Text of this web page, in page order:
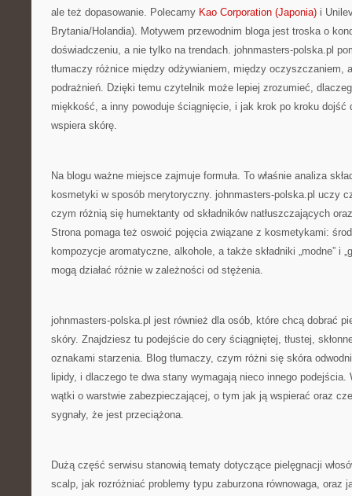
ale też dopasowanie. Polecamy Kao Corporation (Japonia) i
Brytania/Holandia). Motywem przewodnim bloga jest troska o
doświadczeniu, a nie tylko na trendach. johnmasters-polska.pl
tłumaczy różnice między odżywianiem, między oczyszczaniem,
podrażnień. Dzięki temu czytelnik może lepiej zrozumieć,
miękkość, a inny powoduje ściągnięcie, i jak krok po kroku dojść
wspiera skórę.
Na blogu ważne miejsce zajmuje formuła. To właśnie analiza
kosmetyki w sposób merytoryczny. johnmasters-polska.pl uczy
czym różnią się humektanty od składników natłuszczających
Strona pomaga też oswoić pojęcia związane z kosmetykami:
kompozycje aromatyczne, alkohole, a także składniki „modne” i
mogą działać różnie w zależności od stężenia.
johnmasters-polska.pl jest również dla osób, które chcą dobrać
skóry. Znajdziesz tu podejście do cery ściągniętej, tłustej,
oznakami starzenia. Blog tłumaczy, czym różni się skóra
lipidy, i dlaczego te dwa stany wymagają nieco innego
wątki o warstwie zabezpieczającej, o tym jak ją wspierać oraz
sygnały, że jest przeciążona.
Dużą część serwisu stanowią tematy dotyczące pielęgnacji
scalp, jak rozróżniać problemy typu zaburzona równowaga, oraz